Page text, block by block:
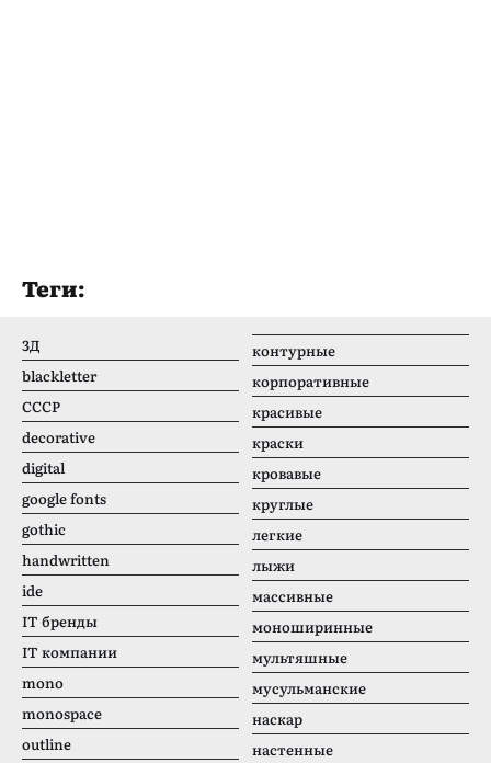
Теги:
3Д
blackletter
CCCР
decorative
digital
google fonts
gothic
handwritten
ide
IT бренды
IT компании
mono
monospace
outline
контурные
корпоративные
красивые
краски
кровавые
круглые
легкие
лыжи
массивные
моноширинные
мультяшные
мусульманские
наскар
настенные